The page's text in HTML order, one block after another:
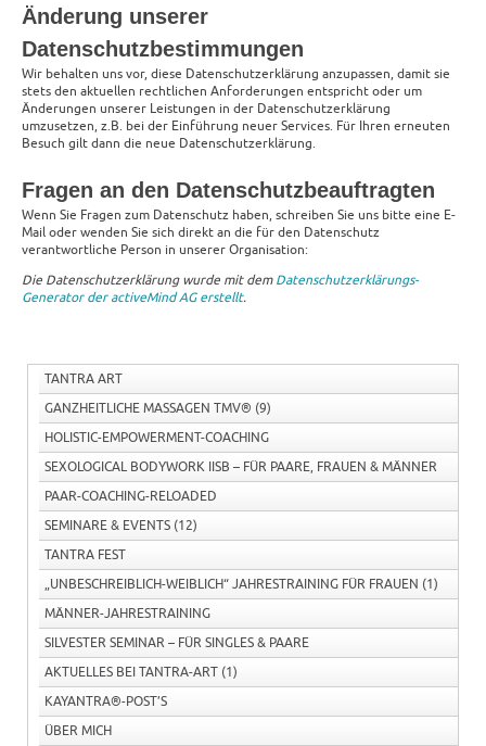
Änderung unserer
Datenschutzbestimmungen
Wir behalten uns vor, diese Datenschutzerklärung anzupassen, damit sie
stets den aktuellen rechtlichen Anforderungen entspricht oder um
Änderungen unserer Leistungen in der Datenschutzerklärung
umzusetzen, z.B. bei der Einführung neuer Services. Für Ihren erneuten
Besuch gilt dann die neue Datenschutzerklärung.
Fragen an den Datenschutzbeauftragten
Wenn Sie Fragen zum Datenschutz haben, schreiben Sie uns bitte eine E-
Mail oder wenden Sie sich direkt an die für den Datenschutz
verantwortliche Person in unserer Organisation:
Die Datenschutzerklärung wurde mit demDatenschutzerklärungs-
Generator der activeMind AG erstellt.
TANTRA ART
GANZHEITLICHE MASSAGEN TMV® (9)
HOLISTIC-EMPOWERMENT-COACHING
SEXOLOGICAL BODYWORK IISB – FÜR PAARE, FRAUEN & MÄNNER
PAAR-COACHING-RELOADED
SEMINARE & EVENTS (12)
TANTRA FEST
„UNBESCHREIBLICH-WEIBLICH“ JAHRESTRAINING FÜR FRAUEN (1)
MÄNNER-JAHRESTRAINING
SILVESTER SEMINAR – FÜR SINGLES & PAARE
AKTUELLES BEI TANTRA-ART (1)
KAYANTRA®-POST’S
ÜBER MICH